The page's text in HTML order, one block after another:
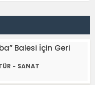
Balesi İçin Geri
- SANAT